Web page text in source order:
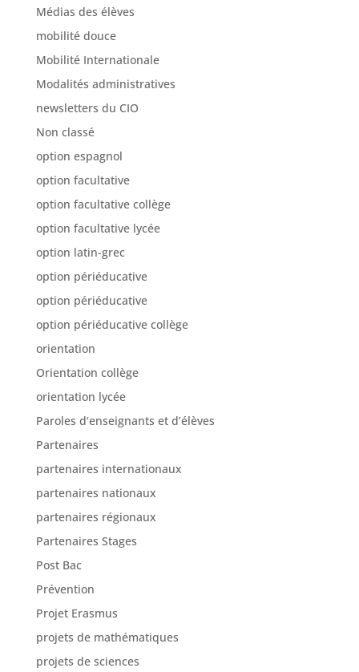
Médias des élèves
mobilité douce
Mobilité Internationale
Modalités administratives
newsletters du CIO
Non classé
option espagnol
option facultative
option facultative collège
option facultative lycée
option latin-grec
option périéducative
option périéducative
option périéducative collège
orientation
Orientation collège
orientation lycée
Paroles d’enseignants et d’élèves
Partenaires
partenaires internationaux
partenaires nationaux
partenaires régionaux
Partenaires Stages
Post Bac
Prévention
Projet Erasmus
projets de mathématiques
projets de sciences